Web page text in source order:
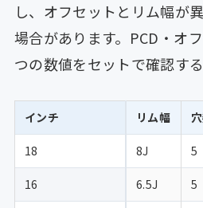
し、オフセットとリム幅が
場合があります。PCD・オ
つの数値をセットで確認す
インチ リム幅
18 8J 5
16 6.5J 5